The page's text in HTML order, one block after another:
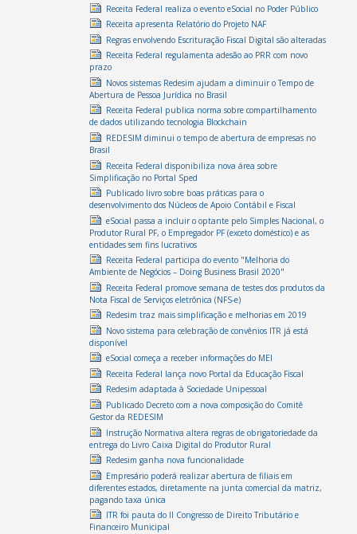
Receita Federal realiza o evento eSocial no Poder Público
Receita apresenta Relatório do Projeto NAF
Regras envolvendo Escrituração Fiscal Digital são alteradas
Receita Federal regulamenta adesão ao PRR com novo
prazo
Novos sistemas Redesim ajudam a diminuir o Tempo de
Abertura de Pessoa Jurídica no Brasil
Receita Federal publica norma sobre compartilhamento
de dados utilizando tecnologia Blockchain
REDESIM diminui o tempo de abertura de empresas no
Brasil
Receita Federal disponibiliza nova área sobre
Simplificação no Portal Sped
Publicado livro sobre boas práticas para o
desenvolvimento dos Núcleos de Apoio Contábil e Fiscal
eSocial passa a incluir o optante pelo Simples Nacional, o
Produtor Rural PF, o Empregador PF (exceto doméstico) e as
entidades sem fins lucrativos
Receita Federal participa do evento "Melhoria do
Ambiente de Negócios – Doing Business Brasil 2020"
Receita Federal promove semana de testes dos produtos da
Nota Fiscal de Serviços eletrônica (NFS-e)
Redesim traz mais simplificação e melhorias em 2019
Novo sistema para celebração de convênios ITR já está
disponível
eSocial começa a receber informações do MEI
Receita Federal lança novo Portal da Educação Fiscal
Redesim adaptada à Sociedade Unipessoal
Publicado Decreto com a nova composição do Comitê
Gestor da REDESIM
Instrução Normativa altera regras de obrigatoriedade da
entrega do Livro Caixa Digital do Produtor Rural
Redesim ganha nova funcionalidade
Empresário poderá realizar abertura de filiais em
diferentes estados, diretamente na junta comercial da matriz,
pagando taxa única
ITR foi pauta do II Congresso de Direito Tributário e
Financeiro Municipal